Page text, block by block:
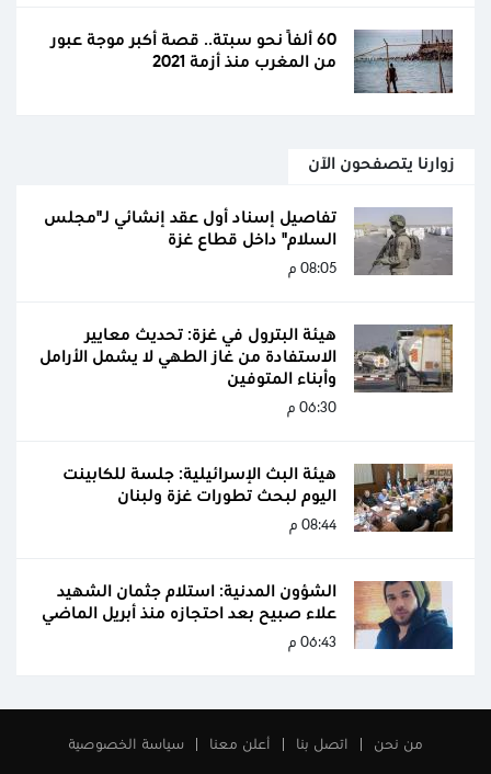
60 ألفًا نحو سبتة.. قصة أكبر موجة عبور
من المغرب منذ أزمة 2021
زوارنا يتصفحون الآن
تفاصيل إسناد أول عقد إنشائي لـ"مجلس
السلام" داخل قطاع غزة
08:05 م
هيئة البترول في غزة: تحديث معايير
الاستفادة من غاز الطهي لا يشمل الأرامل
وأبناء المتوفين
06:30 م
هيئة البث الإسرائيلية: جلسة للكابينت
اليوم لبحث تطورات غزة ولبنان
08:44 م
الشؤون المدنية: استلام جثمان الشهيد
علاء صبيح بعد احتجازه منذ أبريل الماضي
06:43 م
من نحن اتصل بنا أعلن معنا سياسة الخصوصية